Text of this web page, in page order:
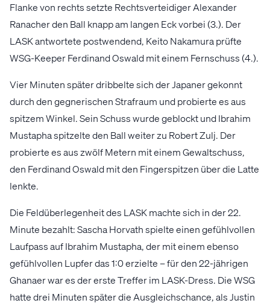
Flanke von rechts setzte Rechtsverteidiger Alexander
Ranacher den Ball knapp am langen Eck vorbei (3.). Der
LASK antwortete postwendend, Keito Nakamura prüfte
WSG-Keeper Ferdinand Oswald mit einem Fernschuss (4.).
Vier Minuten später dribbelte sich der Japaner gekonnt
durch den gegnerischen Strafraum und probierte es aus
spitzem Winkel. Sein Schuss wurde geblockt und Ibrahim
Mustapha spitzelte den Ball weiter zu Robert Zulj. Der
probierte es aus zwölf Metern mit einem Gewaltschuss,
den Ferdinand Oswald mit den Fingerspitzen über die Latte
lenkte.
Die Feldüberlegenheit des LASK machte sich in der 22.
Minute bezahlt: Sascha Horvath spielte einen gefühlvollen
Laufpass auf Ibrahim Mustapha, der mit einem ebenso
gefühlvollen Lupfer das 1:0 erzielte – für den 22-jährigen
Ghanaer war es der erste Treffer im LASK-Dress. Die WSG
hatte drei Minuten später die Ausgleichschance, als Justin